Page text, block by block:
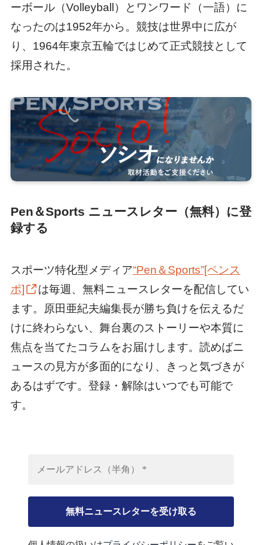
ーボール（Volleyball）とワンワード（一語）に
なったのは1952年から。競技は世界中に広が
り、1964年東京五輪ではじめて正式競技として
採用された。
Pen＆Sports ニュースレター（無料）に登
録する
スポーツ特化型メディア“Pen＆Sports”[ペンス
ポ]
は毎週、無料ニュースレターを配信してい
ます。原田亜紀夫編集長が勝ち負けを伝えるだ
けに終わらない、舞台裏のストーリーや本質に
焦点を当てたコラムをお届けします。読めばニ
ュースの見方が多面的になり、きっと気づきが
あるはずです。登録・解除はいつでも可能で
す。